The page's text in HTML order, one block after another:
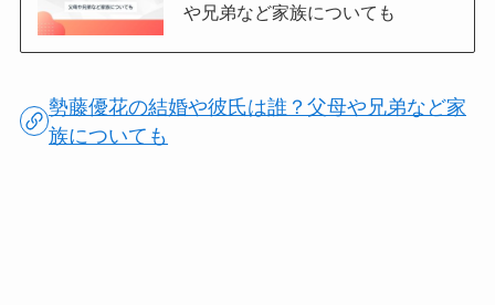
や兄弟など家族についても
勢藤優花の結婚や彼氏は誰？父母や兄弟など家
族についても